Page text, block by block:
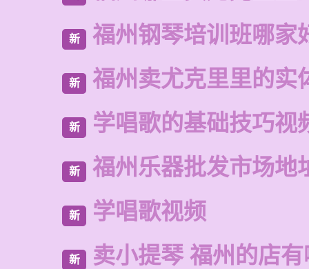
新 福州钢琴培训班哪家
新 福州卖尤克里里的实
新 学唱歌的基础技巧视
新 福州乐器批发市场地
新 学唱歌视频
新 卖小提琴 福州的店